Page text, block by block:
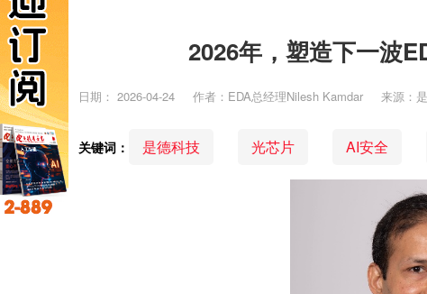
2026年，塑造下一波
日期： 2026-04-24 作者：EDA总经理Nilesh Kamdar 来源：
关键词： 是德科技 光芯片 AI安全